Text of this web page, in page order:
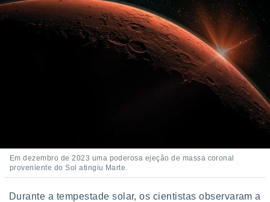
1199
Em dezembro de 2023 uma poderosa ejeção de massa coronal
proveniente do Sol atingiu Marte.
Durante a tempestade solar, os cientistas observaram a